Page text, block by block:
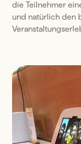
die Teilnehmer
und natürlich den